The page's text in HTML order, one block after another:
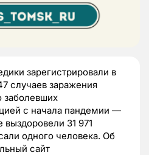
зарегистрировали в
случаев заражения
заболевших
с начала пандемии —
выздоровели 31 971
одного человека. Об
сайт